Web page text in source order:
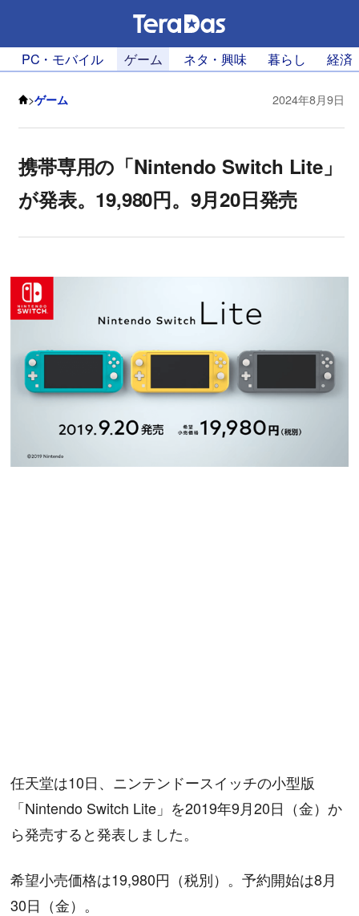
PC・モバイル ゲーム ネタ・興味 暮らし 経済
>ゲーム 2024年8月9日
携帯専用の「Nintendo Switch Lite」
が発表。19,980円。9月20日発売
任天堂は10日、ニンテンドースイッチの小型版
「Nintendo Switch Lite」を2019年9月20日（金）か
ら発売すると発表しました。
希望小売価格は19,980円（税別）。予約開始は8月
30日（金）。